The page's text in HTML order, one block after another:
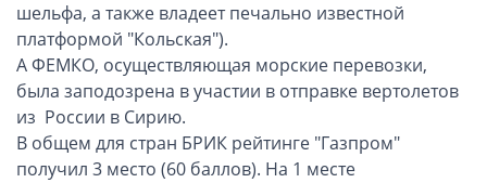
Европейские и резидентные компании
Английские партнерства LLP
Ирландские компании LTD
Ирландские партнерства LP
Компании в Сингапуре
шельфа, а также владеет печально известной
платформой "Кольская").
А ФЕМКО, осуществляющая морские перевозки,
была заподозрена в участии в отправке вертолетов
из России в Сирию.
В общем для стран БРИК рейтинге "Газпром"
получил 3 место (60 баллов). На 1 месте